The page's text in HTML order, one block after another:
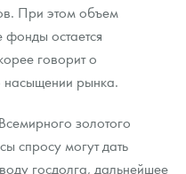
При этом объем
фонды остается
говорит о
насыщении рынка.
золотого
спросу могут дать
госдолга, дальнейшее